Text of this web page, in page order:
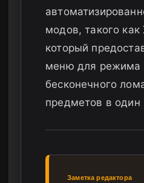
модов, такого как
который
меню для режима
бесконечного
предметов в один
Заметка редактора